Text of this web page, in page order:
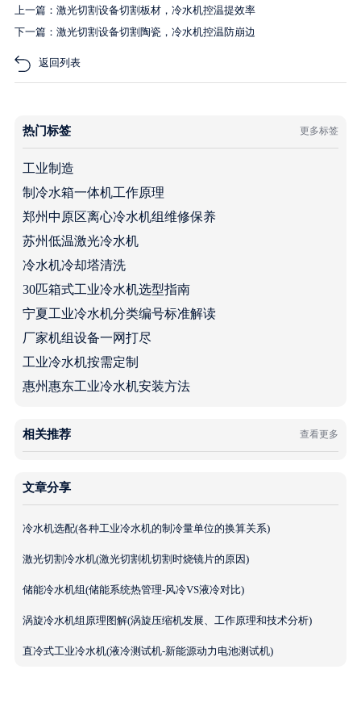
上一篇：激光切割设备切割板材，冷水机控温提效率
下一篇：激光切割设备切割陶瓷，冷水机控温防崩边
返回列表
热门标签 更多标签
工业制造
制冷水箱一体机工作原理
郑州中原区离心冷水机组维修保养
苏州低温激光冷水机
冷水机冷却塔清洗
30匹箱式工业冷水机选型指南
宁夏工业冷水机分类编号标准解读
厂家机组设备一网打尽
工业冷水机按需定制
惠州惠东工业冷水机安装方法
相关推荐 查看更多
文章分享
冷水机选配(各种工业冷水机的制冷量单位的换算关系)
激光切割冷水机(激光切割机切割时烧镜片的原因)
储能冷水机组(储能系统热管理-风冷VS液冷对比)
涡旋冷水机组原理图解(涡旋压缩机发展、工作原理和技术分析)
直冷式工业冷水机(液冷测试机-新能源动力电池测试机)